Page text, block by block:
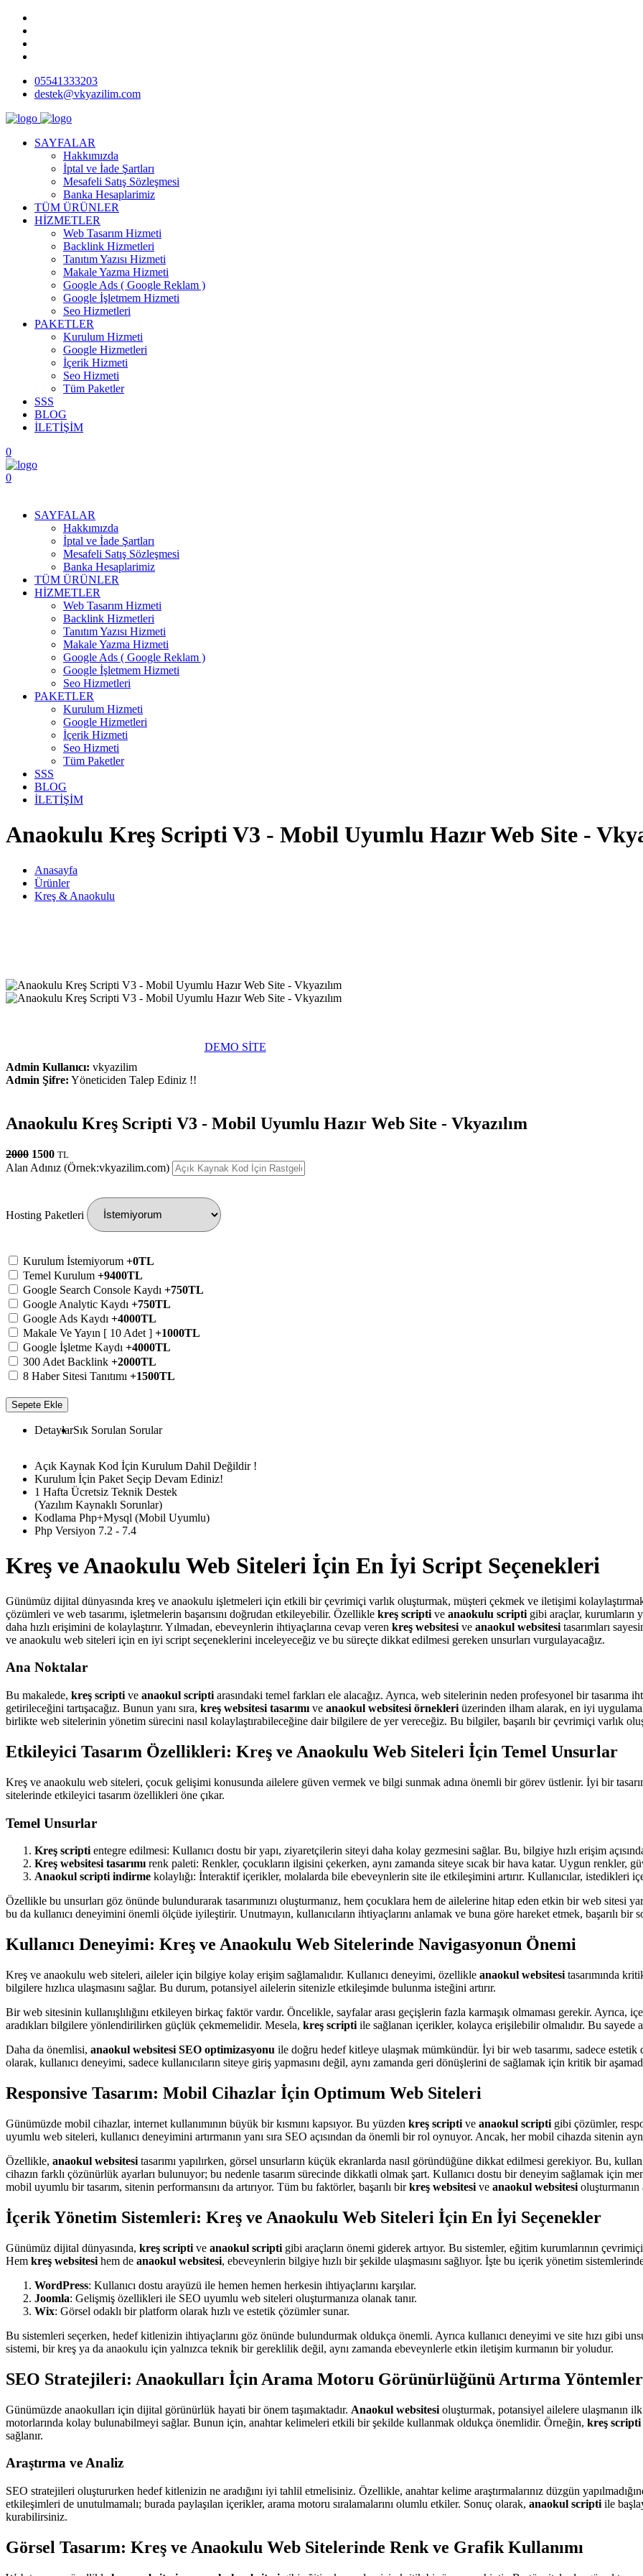
05541333203
destek@vkyazilim.com
SAYFALAR
Hakkımızda
İptal ve İade Şartları
Mesafeli Satış Sözleşmesi
Banka Hesaplarimiz
TÜM ÜRÜNLER
HİZMETLER
Web Tasarım Hizmeti
Backlink Hizmetleri
Tanıtım Yazısı Hizmeti
Makale Yazma Hizmeti
Google Ads ( Google Reklam )
Google İşletmem Hizmeti
Seo Hizmetleri
PAKETLER
Kurulum Hizmeti
Google Hizmetleri
İçerik Hizmeti
Seo Hizmeti
Tüm Paketler
SSS
BLOG
İLETİŞİM
0
0
SAYFALAR
Hakkımızda
İptal ve İade Şartları
Mesafeli Satış Sözleşmesi
Banka Hesaplarimiz
TÜM ÜRÜNLER
HİZMETLER
Web Tasarım Hizmeti
Backlink Hizmetleri
Tanıtım Yazısı Hizmeti
Makale Yazma Hizmeti
Google Ads ( Google Reklam )
Google İşletmem Hizmeti
Seo Hizmetleri
PAKETLER
Kurulum Hizmeti
Google Hizmetleri
İçerik Hizmeti
Seo Hizmeti
Tüm Paketler
SSS
BLOG
İLETİŞİM
Anaokulu Kreş Scripti V3 - Mobil Uyumlu Hazır Web Site -
Anasayfa
Ürünler
Kreş & Anaokulu
DEMO SİTE
Admin Kullanıcı: vkyazilim
Admin Şifre: Yöneticiden Talep Ediniz !!
Anaokulu Kreş Scripti V3 - Mobil Uyumlu Hazır Web Site - Vkyazılım
2000 1500 TL
Alan Adınız (Örnek:vkyazilim.com)
Hosting Paketleri
Kurulum İstemiyorum +0TL
Temel Kurulum +9400TL
Google Search Console Kaydı +750TL
Google Analytic Kaydı +750TL
Google Ads Kaydı +4000TL
Makale Ve Yayın [ 10 Adet ] +1000TL
Google İşletme Kaydı +4000TL
300 Adet Backlink +2000TL
8 Haber Sitesi Tanıtımı +1500TL
Sepete Ekle
DetaylarSık Sorulan Sorular
Açık Kaynak Kod İçin Kurulum Dahil Değildir !
Kurulum İçin Paket Seçip Devam Ediniz!
1 Hafta Ücretsiz Teknik Destek
(Yazılım Kaynaklı Sorunlar)
Kodlama Php+Mysql (Mobil Uyumlu)
Php Versiyon 7.2 - 7.4
Kreş ve Anaokulu Web Siteleri İçin En İyi Script Seçenekleri
Günümüz dijital dünyasında kreş ve anaokulu işletmeleri için etkili bir çevrimiçi varlık oluşturmak, müşteri çekmek ve iletişimi
çözümleri ve web tasarımı, işletmelerin başarısını doğrudan etkileyebilir. Özellikle kreş scripti ve anaokulu scripti gibi araçlar, kurumların
daha hızlı erişimini de kolaylaştırır. Yılmadan, ebeveynlerin ihtiyaçlarına cevap veren kreş websitesi ve anaokul websitesi tasarımları
ve anaokulu web siteleri için en iyi script seçeneklerini inceleyeceğiz ve bu süreçte dikkat edilmesi gereken unsurları vurgulayacağız.
Ana Noktalar
Bu makalede, kreş scripti ve anaokul scripti arasındaki temel farkları ele alacağız. Ayrıca, web sitelerinin neden profesyonel bir tasarıma
getirileceğini tartışacağız. Bunun yanı sıra, kreş websitesi tasarımı ve anaokul websitesi örnekleri üzerinden ilham alarak, en iyi
birlikte web sitelerinin yönetim sürecini nasıl kolaylaştırabileceğine dair bilgilere de yer vereceğiz. Bu bilgiler, başarılı bir çevrimiçi varlık
Etkileyici Tasarım Özellikleri: Kreş ve Anaokulu Web Siteleri İçin Temel Unsurlar
Kreş ve anaokulu web siteleri, çocuk gelişimi konusunda ailelere güven vermek ve bilgi sunmak adına önemli bir görev üstlenir. İyi bir
sitelerinde etkileyici tasarım özellikleri öne çıkar.
Temel Unsurlar
Kreş scripti entegre edilmesi: Kullanıcı dostu bir yapı, ziyaretçilerin siteyi daha kolay gezmesini sağlar. Bu, bilgiye hızlı erişim
Kreş websitesi tasarımı renk paleti: Renkler, çocukların ilgisini çekerken, aynı zamanda siteye sıcak bir hava katar. Uygun renkler,
Anaokul scripti indirme kolaylığı: İnteraktif içerikler, molalarda bile ebeveynlerin site ile etkileşimini artırır. Kullanıcılar, istedikleri
Özellikle bu unsurları göz önünde bulundurarak tasarımınızı oluşturmanız, hem çocuklara hem de ailelerine hitap eden etkin bir web sitesi
bu da kullanıcı deneyimini önemli ölçüde iyileştirir. Unutmayın, kullanıcıların ihtiyaçlarını anlamak ve buna göre hareket etmek, başarılı bir
Kullanıcı Deneyimi: Kreş ve Anaokulu Web Sitelerinde Navigasyonun Önemi
Kreş ve anaokulu web siteleri, aileler için bilgiye kolay erişim sağlamalıdır. Kullanıcı deneyimi, özellikle anaokul websitesi tasarımında
bilgilere hızlıca ulaşmasını sağlar. Bu durum, potansiyel ailelerin sitenizle etkileşimde bulunma isteğini artırır.
Bir web sitesinin kullanışlılığını etkileyen birkaç faktör vardır. Öncelikle, sayfalar arası geçişlerin fazla karmaşık olmaması gerekir.
aradıkları bilgilere yönlendirilirken güçlük çekmemelidir. Mesela, kreş scripti ile sağlanan içerikler, kolayca erişilebilir olmalıdır. Bu sayede
Daha da önemlisi, anaokul websitesi SEO optimizasyonu ile doğru hedef kitleye ulaşmak mümkündür. İyi bir web tasarımı, sadece estetik
olarak, kullanıcı deneyimi, sadece kullanıcıların siteye giriş yapmasını değil, aynı zamanda geri dönüşlerini de sağlamak için kritik bir
Responsive Tasarım: Mobil Cihazlar İçin Optimum Web Siteleri
Günümüzde mobil cihazlar, internet kullanımının büyük bir kısmını kapsıyor. Bu yüzden kreş scripti ve anaokul scripti gibi çözümler,
uyumlu web siteleri, kullanıcı deneyimini artırmanın yanı sıra SEO açısından da önemli bir rol oynuyor. Ancak, her mobil cihazda sitenin
Özellikle, anaokul websitesi tasarımı yapılırken, görsel unsurların küçük ekranlarda nasıl göründüğüne dikkat edilmesi gerekiyor. Bu,
cihazın farklı çözünürlük ayarları bulunuyor; bu nedenle tasarım sürecinde dikkatli olmak şart. Kullanıcı dostu bir deneyim sağlamak için
mobil uyumlu bir tasarım, sitenin performansını da artırıyor. Tüm bu faktörler, başarılı birkreş websitesi ve anaokul websitesi oluşturmanın
İçerik Yönetim Sistemleri: Kreş ve Anaokulu Web Siteleri İçin En İyi Seçenekler
Günümüz dijital dünyasında, kreş scripti ve anaokul scripti gibi araçların önemi giderek artıyor. Bu sistemler, eğitim kurumlarının
Hem kreş websitesi hem de anaokul websitesi, ebeveynlerin bilgiye hızlı bir şekilde ulaşmasını sağlıyor. İşte bu içerik yönetim
WordPress: Kullanıcı dostu arayüzü ile hemen hemen herkesin ihtiyaçlarını karşılar.
Joomla: Gelişmiş özellikleri ile SEO uyumlu web siteleri oluşturmanıza olanak tanır.
Wix: Görsel odaklı bir platform olarak hızlı ve estetik çözümler sunar.
Bu sistemleri seçerken, hedef kitlenizin ihtiyaçlarını göz önünde bulundurmak oldukça önemli. Ayrıca kullanıcı deneyimi ve site hızı gibi
sistemi, bir kreş ya da anaokulu için yalnızca teknik bir gereklilik değil, aynı zamanda ebeveynlerle etkin iletişim kurmanın bir yoludur.
SEO Stratejileri: Anaokulları İçin Arama Motoru Görünürlüğünü Artırma
Günümüzde anaokulları için dijital görünürlük hayati bir önem taşımaktadır. Anaokul websitesi oluşturmak, potansiyel ailelere ulaşmanın ilk
motorlarında kolay bulunabilmeyi sağlar. Bunun için, anahtar kelimeleri etkili bir şekilde kullanmak oldukça önemlidir. Örneğin, kreş scripti
sağlanır.
Araştırma ve Analiz
SEO stratejileri oluştururken hedef kitlenizin ne aradığını iyi tahlil etmelisiniz. Özellikle, anahtar kelime araştırmalarınız düzgün
etkileşimleri de unutulmamalı; burada paylaşılan içerikler, arama motoru sıralamalarını olumlu etkiler. Sonuç olarak, anaokul scripti ile
kurabilirsiniz.
Görsel Tasarım: Kreş ve Anaokulu Web Sitelerinde Renk ve Grafik Kullanımı